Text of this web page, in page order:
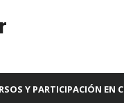
Y PARTICIPACIÓN EN